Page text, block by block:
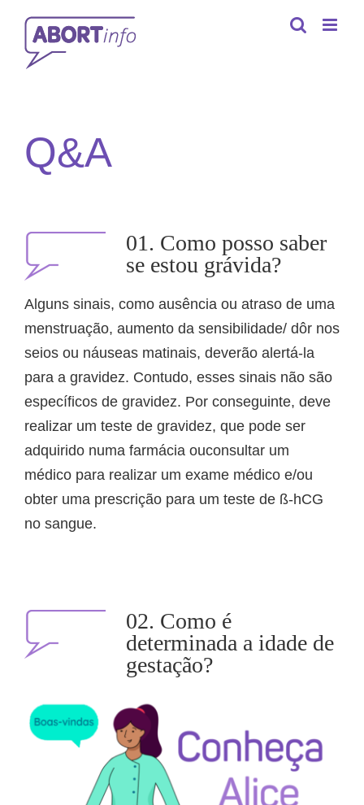
content
Q&A
01. Como posso saber
se estou grávida?
Alguns sinais, como ausência ou atraso de uma
menstruação, aumento da sensibilidade/ dôr nos
seios ou náuseas matinais, deverão alertá-la
para a gravidez. Contudo, esses sinais não são
específicos de gravidez. Por conseguinte, deve
realizar um teste de gravidez, que pode ser
adquirido numa farmácia ouconsultar um
médico para realizar um exame médico e/ou
obter uma prescrição para um teste de ß-hCG
no sangue.
02. Como é
determinada a idade de
gestação?